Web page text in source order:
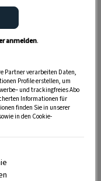
anmelden.
Partner verarbeiten Daten,
Profile erstellen, um
und trackingfreies Abo
Informationen für
finden Sie in unserer
in den Cookie-